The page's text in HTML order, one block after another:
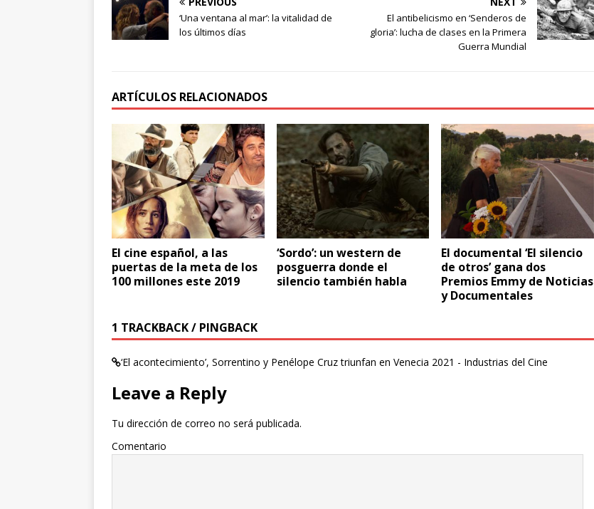
‘Una ventana al mar’: la vitalidad de
los últimos días
El antibelicismo en ‘Senderos de
gloria’: lucha de clases en la Primera
Guerra Mundial
ARTÍCULOS RELACIONADOS
El cine español, a las
puertas de la meta de los
100 millones este 2019
‘Sordo’: un western de
posguerra donde el
silencio también habla
El documental ‘El silencio
de otros’ gana dos
Premios Emmy de Noticias
y Documentales
1 TRACKBACK / PINGBACK
‘El acontecimiento’, Sorrentino y Penélope Cruz triunfan en Venecia 2021 - Industrias del Cine
Leave a Reply
Tu dirección de correo no será publicada.
Comentario